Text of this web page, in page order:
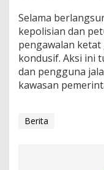
Selama
kepolisian dan
pengawalan
kondusif. Aksi ini
dan pengguna
kawasan
Berita